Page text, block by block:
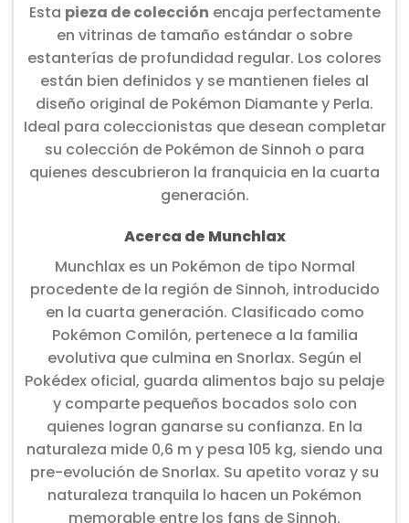
Esta pieza de colección encaja perfectamente
en vitrinas de tamaño estándar o sobre
estanterías de profundidad regular. Los colores
están bien definidos y se mantienen fieles al
diseño original de Pokémon Diamante y Perla.
Ideal para coleccionistas que desean completar
su colección de Pokémon de Sinnoh o para
quienes descubrieron la franquicia en la cuarta
generación.
Acerca de Munchlax
Munchlax es un Pokémon de tipo Normal
procedente de la región de Sinnoh, introducido
en la cuarta generación. Clasificado como
Pokémon Comilón, pertenece a la familia
evolutiva que culmina en Snorlax. Según el
Pokédex oficial, guarda alimentos bajo su pelaje
y comparte pequeños bocados solo con
quienes logran ganarse su confianza. En la
naturaleza mide 0,6 m y pesa 105 kg, siendo una
pre-evolución de Snorlax. Su apetito voraz y su
naturaleza tranquila lo hacen un Pokémon
memorable entre los fans de Sinnoh.